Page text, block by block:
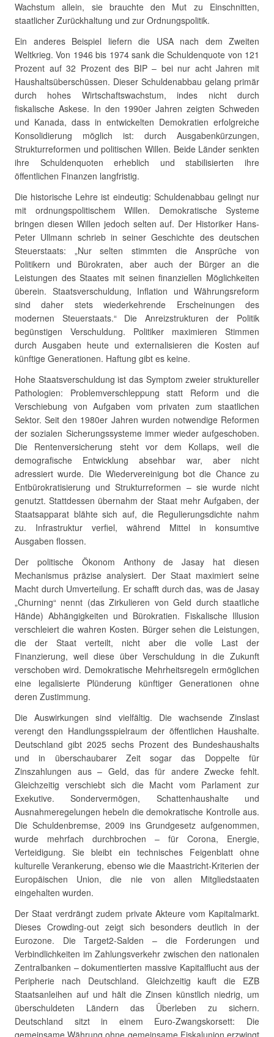
Wachstum allein, sie brauchte den Mut zu Einschnitten,
staatlicher Zurückhaltung und zur Ordnungspolitik.
Ein anderes Beispiel liefern die USA nach dem Zweiten
Weltkrieg. Von 1946 bis 1974 sank die Schuldenquote von 121
Prozent auf 32 Prozent des BIP – bei nur acht Jahren mit
Haushaltsüberschüssen. Dieser Schuldenabbau gelang primär
durch hohes Wirtschaftswachstum, indes nicht durch
fiskalische Askese. In den 1990er Jahren zeigten Schweden
und Kanada, dass in entwickelten Demokratien erfolgreiche
Konsolidierung möglich ist: durch Ausgabenkürzungen,
Strukturreformen und politischen Willen. Beide Länder senkten
ihre Schuldenquoten erheblich und stabilisierten ihre
öffentlichen Finanzen langfristig.
Die historische Lehre ist eindeutig: Schuldenabbau gelingt nur
mit ordnungspolitischem Willen. Demokratische Systeme
bringen diesen Willen jedoch selten auf. Der Historiker Hans-
Peter Ullmann schrieb in seiner Geschichte des deutschen
Steuerstaats: „Nur selten stimmten die Ansprüche von
Politikern und Bürokraten, aber auch der Bürger an die
Leistungen des Staates mit seinen finanziellen Möglichkeiten
überein. Staatsverschuldung, Inflation und Währungsreform
sind daher stets wiederkehrende Erscheinungen des
modernen Steuerstaats.“ Die Anreizstrukturen der Politik
begünstigen Verschuldung. Politiker maximieren Stimmen
durch Ausgaben heute und externalisieren die Kosten auf
künftige Generationen. Haftung gibt es keine.
Hohe Staatsverschuldung ist das Symptom zweier struktureller
Pathologien: Problemverschleppung statt Reform und die
Verschiebung von Aufgaben vom privaten zum staatlichen
Sektor. Seit den 1980er Jahren wurden notwendige Reformen
der sozialen Sicherungssysteme immer wieder aufgeschoben.
Die Rentenversicherung steht vor dem Kollaps, weil die
demografische Entwicklung absehbar war, aber nicht
adressiert wurde. Die Wiedervereinigung bot die Chance zu
Entbürokratisierung und Strukturreformen – sie wurde nicht
genutzt. Stattdessen übernahm der Staat mehr Aufgaben, der
Staatsapparat blähte sich auf, die Regulierungsdichte nahm
zu. Infrastruktur verfiel, während Mittel in konsumtive
Ausgaben flossen.
Der politische Ökonom Anthony de Jasay hat diesen
Mechanismus präzise analysiert. Der Staat maximiert seine
Macht durch Umverteilung. Er schafft durch das, was de Jasay
„Churning“ nennt (das Zirkulieren von Geld durch staatliche
Hände) Abhängigkeiten und Bürokratien. Fiskalische Illusion
verschleiert die wahren Kosten. Bürger sehen die Leistungen,
die der Staat verteilt, nicht aber die volle Last der
Finanzierung, weil diese über Verschuldung in die Zukunft
verschoben wird. Demokratische Mehrheitsregeln ermöglichen
eine legalisierte Plünderung künftiger Generationen ohne
deren Zustimmung.
Die Auswirkungen sind vielfältig. Die wachsende Zinslast
verengt den Handlungsspielraum der öffentlichen Haushalte.
Deutschland gibt 2025 sechs Prozent des Bundeshaushalts
und in überschaubarer Zeit sogar das Doppelte für
Zinszahlungen aus – Geld, das für andere Zwecke fehlt.
Gleichzeitig verschiebt sich die Macht vom Parlament zur
Exekutive. Sondervermögen, Schattenhaushalte und
Ausnahmeregelungen hebeln die demokratische Kontrolle aus.
Die Schuldenbremse, 2009 ins Grundgesetz aufgenommen,
wurde mehrfach durchbrochen – für Corona, Energie,
Verteidigung. Sie bleibt ein technisches Feigenblatt ohne
kulturelle Verankerung, ebenso wie die Maastricht-Kriterien der
Europäischen Union, die nie von allen Mitgliedstaaten
eingehalten wurden.
Der Staat verdrängt zudem private Akteure vom Kapitalmarkt.
Dieses Crowding-out zeigt sich besonders deutlich in der
Eurozone. Die Target2-Salden – die Forderungen und
Verbindlichkeiten im Zahlungsverkehr zwischen den nationalen
Zentralbanken – dokumentierten massive Kapitalflucht aus der
Peripherie nach Deutschland. Gleichzeitig kauft die EZB
Staatsanleihen auf und hält die Zinsen künstlich niedrig, um
überschuldeten Ländern das Überleben zu sichern.
Deutschland sitzt in einem Euro-Zwangskorsett: Die
gemeinsame Währung ohne gemeinsame Fiskalunion erzwingt